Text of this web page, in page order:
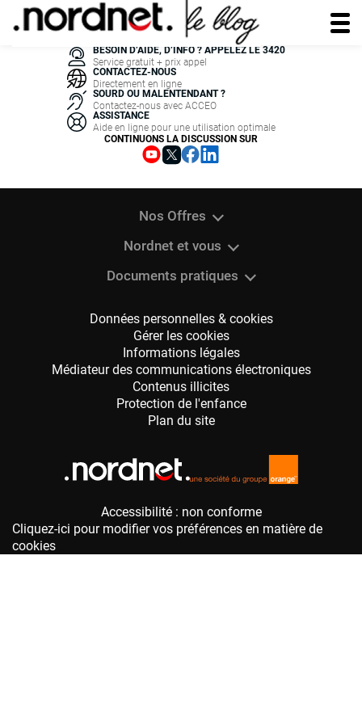
Accessibilité : non conforme
Cliquez-ici pour modifier vos préférences en matière de
cookies